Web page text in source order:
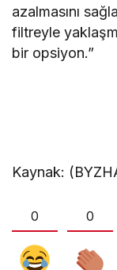
azalmasını
filtreyle
bir opsiyon.”
Kaynak:
0 0